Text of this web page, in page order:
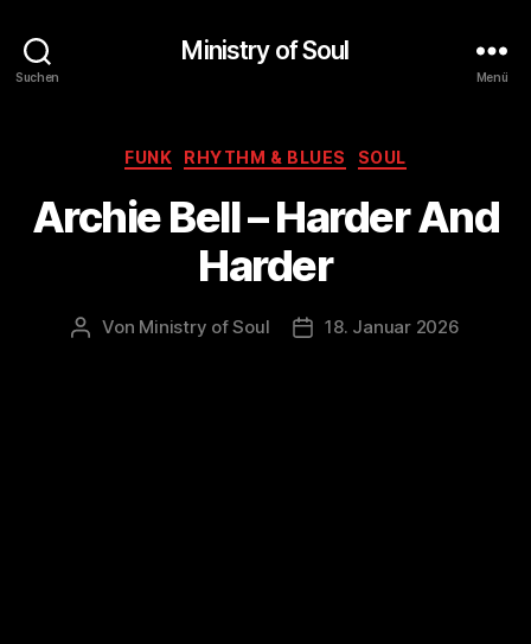
Suchen
Ministry of Soul
Menü
Kategorien
FUNK RHYTHM & BLUES SOUL
Archie Bell – Harder And
Harder
Beitragsautor
Von Ministry of Soul Veröffentlichungsdatum
18. Januar 2026